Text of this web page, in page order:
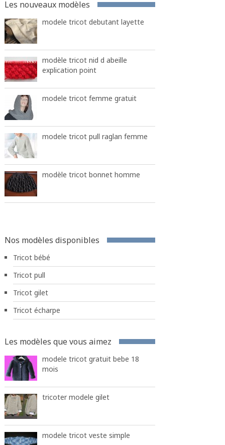
Les nouveaux modèles
modele tricot debutant layette
modèle tricot nid d abeille
explication point
modele tricot femme gratuit
modele tricot pull raglan femme
modèle tricot bonnet homme
Nos modèles disponibles
Tricot bébé
Tricot pull
Tricot gilet
Tricot écharpe
Les modèles que vous aimez
modele tricot gratuit bebe 18
mois
tricoter modele gilet
modele tricot veste simple